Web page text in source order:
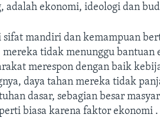
ekonomi, ideologi dan
mandiri dan kemampuan
tidak menunggu bantuan
merespon dengan baik
daya tahan mereka tidak
dasar, sebagian besar
biasa karena faktor ekonomi .